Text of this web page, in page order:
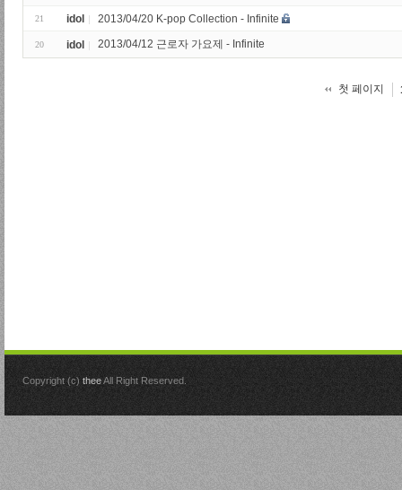
21 idol 2013/04/20 K-pop Collection - Infinite
20 idol 2013/04/12 근로자 가요제 - Infinite
첫 페이지
Copyright (c) theeAll Right Reserved.